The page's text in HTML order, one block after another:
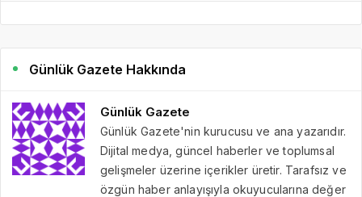
Günlük Gazete Hakkında
Günlük Gazete
Günlük Gazete'nin kurucusu ve ana yazarıdır.
Dijital medya, güncel haberler ve toplumsal
gelişmeler üzerine içerikler üretir. Tarafsız ve
özgün haber anlayışıyla okuyucularına değer